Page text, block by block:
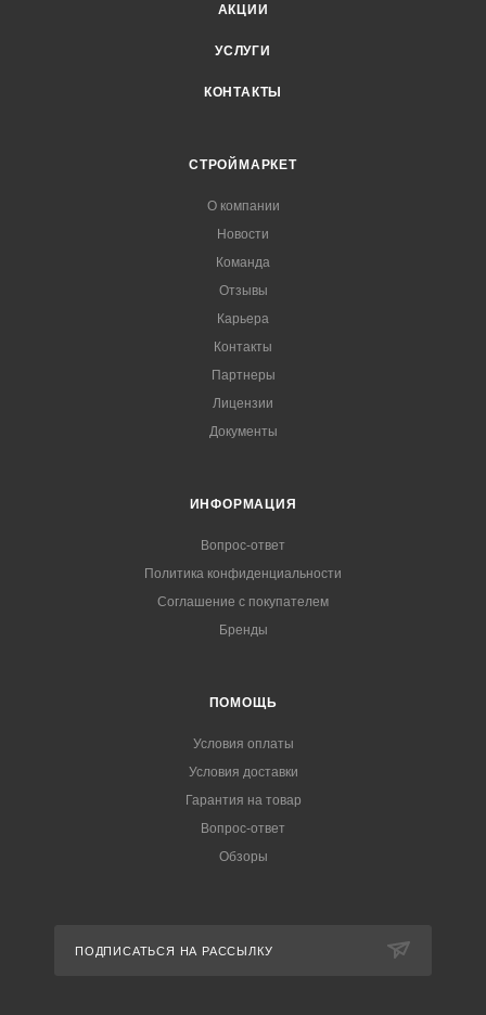
АКЦИИ
УСЛУГИ
КОНТАКТЫ
СТРОЙМАРКЕТ
О компании
Новости
Команда
Отзывы
Карьера
Контакты
Партнеры
Лицензии
Документы
ИНФОРМАЦИЯ
Вопрос-ответ
Политика конфиденциальности
Соглашение с покупателем
Бренды
ПОМОЩЬ
Условия оплаты
Условия доставки
Гарантия на товар
Вопрос-ответ
Обзоры
ПОДПИСАТЬСЯ НА РАССЫЛКУ